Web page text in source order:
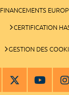
FINANCEMENTS
CERTIFICATION
GESTION DES